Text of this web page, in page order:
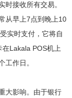
接收所有交易。
从早上7点到晚上10
实时支付，它将自
Lakala POS机上
工作日。
影响。由于银行